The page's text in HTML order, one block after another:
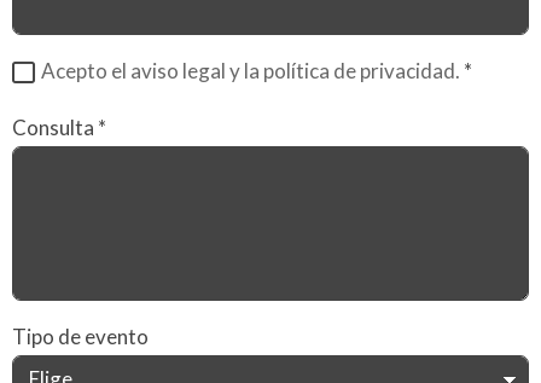
Acepto el aviso legal y la política de privacidad. *
Consulta *
Tipo de evento